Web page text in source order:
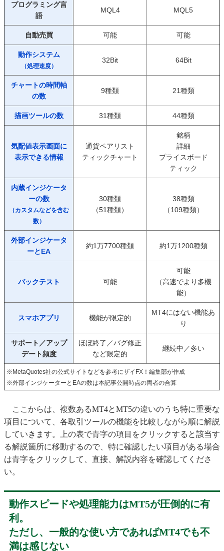
プログラミング言
語
MQL4 MQL5
自動売買 可能 可能
動作システム
（処理速度）
32Bit 64Bit
チャートの時間軸
の数
9種類 21種類
描画ツールの数 31種類 44種類
気配値表示画面に
表示できる情報
通貨ペアリスト
ティックチャート
銘柄
詳細
プライスボード
ティック
内蔵インジケータ
ーの数
（カスタムなどを含む
数）
30種類
（51種類）
38種類
（109種類）
外部インジケータ
ーとEA
約1万7700種類 約1万1200種類
バックテスト 可能
可能
（高速でより多機
能）
スマホアプリ 機能が限定的
MT4にはない機能あ
り
サポート／アップ
デート頻度
ほぼ終了／バグ修正
など限定的
継続中／多い
※MetaQuotes社の公式サイトなどを参考にザイFX！編集部が作成
※外部インジケーターとEAの数は本記事公開時点の両者の合算
ここからは、複数あるMT4とMT5の違いのうち特に重要な
項目について、各取引ツールの機能を比較しながら順に解説
していきます。上の表で青字の項目をクリックすると該当す
る解説箇所に移動するので、特に確認したい項目がある場合
は青字をクリックして、直接、解説内容を確認してくださ
い。
動作スピードや処理能力はMT5が圧倒的に有
利。
ただし、一般的な使い方であればMT4でも不
満は感じない